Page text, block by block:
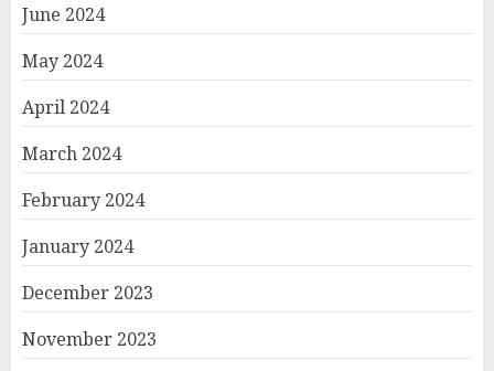
June 2024
May 2024
April 2024
March 2024
February 2024
January 2024
December 2023
November 2023